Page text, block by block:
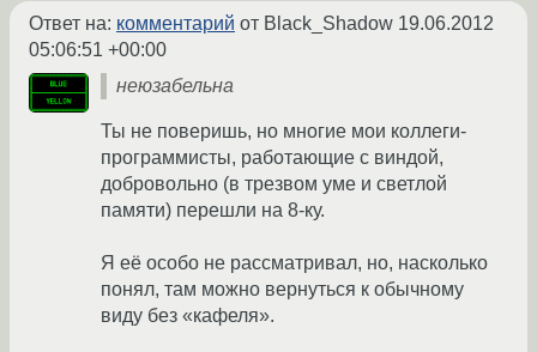
Ответ на: комментарий от Black_Shadow 19.06.2012
05:06:51 +00:00
неюзабельна
Ты не поверишь, но многие мои коллеги-
программисты, работающие с виндой,
добровольно (в трезвом уме и светлой
памяти) перешли на 8-ку.
Я её особо не рассматривал, но, насколько
понял, там можно вернуться к обычному
виду без «кафеля».